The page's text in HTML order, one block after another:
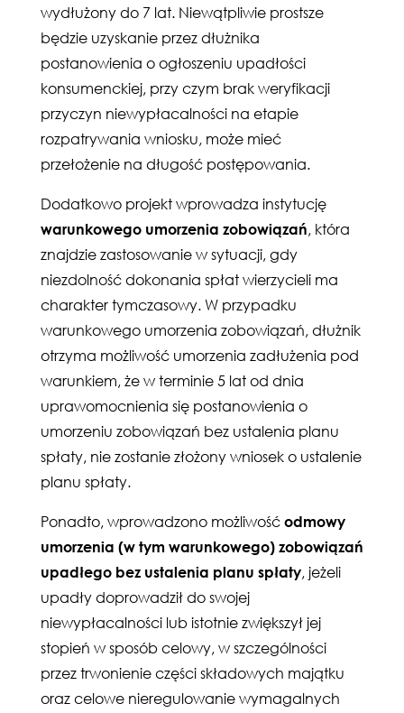
wydłużony do 7 lat. Niewątpliwie prostsze
będzie uzyskanie przez dłużnika
postanowienia o ogłoszeniu upadłości
konsumenckiej, przy czym brak weryfikacji
przyczyn niewypłacalności na etapie
rozpatrywania wniosku, może mieć
przełożenie na długość postępowania.
Dodatkowo projekt wprowadza instytucję
warunkowego umorzenia zobowiązań, która
znajdzie zastosowanie w sytuacji, gdy
niezdolność dokonania spłat wierzycieli ma
charakter tymczasowy. W przypadku
warunkowego umorzenia zobowiązań, dłużnik
otrzyma możliwość umorzenia zadłużenia pod
warunkiem, że w terminie 5 lat od dnia
uprawomocnienia się postanowienia o
umorzeniu zobowiązań bez ustalenia planu
spłaty, nie zostanie złożony wniosek o ustalenie
planu spłaty.
Ponadto, wprowadzono możliwość odmowy
umorzenia (w tym warunkowego) zobowiązań
upadłego bez ustalenia planu spłaty, jeżeli
upadły doprowadził do swojej
niewypłacalności lub istotnie zwiększył jej
stopień w sposób celowy, w szczególności
przez trwonienie części składowych majątku
oraz celowe nieregulowanie wymagalnych